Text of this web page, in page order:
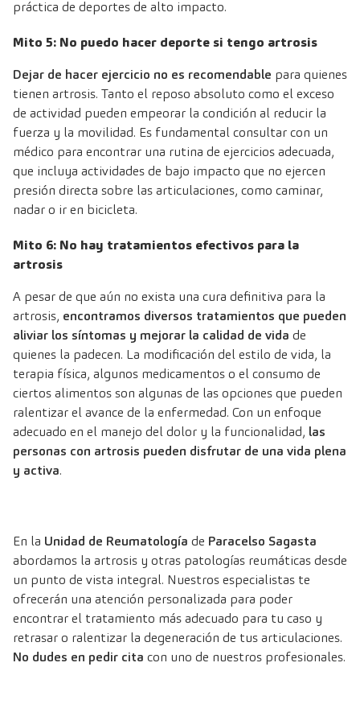
práctica de deportes de alto impacto.
Mito 5: No puedo hacer deporte si tengo artrosis
Dejar de hacer ejercicio no es recomendable para quienes
tienen artrosis. Tanto el reposo absoluto como el exceso
de actividad pueden empeorar la condición al reducir la
fuerza y la movilidad. Es fundamental consultar con un
médico para encontrar una rutina de ejercicios adecuada,
que incluya actividades de bajo impacto que no ejercen
presión directa sobre las articulaciones, como caminar,
nadar o ir en bicicleta.
Mito 6: No hay tratamientos efectivos para la
artrosis
A pesar de que aún no exista una cura definitiva para la
artrosis, encontramos diversos tratamientos que pueden
aliviar los síntomas y mejorar la calidad de vida de
quienes la padecen. La modificación del estilo de vida, la
terapia física, algunos medicamentos o el consumo de
ciertos alimentos son algunas de las opciones que pueden
ralentizar el avance de la enfermedad. Con un enfoque
adecuado en el manejo del dolor y la funcionalidad, las
personas con artrosis pueden disfrutar de una vida plena
y activa.
En la Unidad de Reumatología de Paracelso Sagasta
abordamos la artrosis y otras patologías reumáticas desde
un punto de vista integral. Nuestros especialistas te
ofrecerán una atención personalizada para poder
encontrar el tratamiento más adecuado para tu caso y
retrasar o ralentizar la degeneración de tus articulaciones.
No dudes en pedir cita con uno de nuestros profesionales.